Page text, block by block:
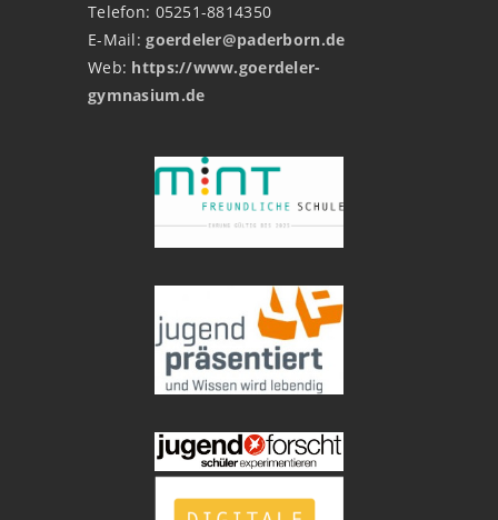
Telefon: 05251-8814350
E-Mail:goerdeler@paderborn.de
Web: https://www.goerdeler-
gymnasium.de